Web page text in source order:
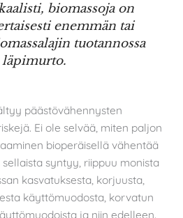
biomassoja on
enemmän tai
tuotannossa
läpimurto.
päästövähennysten
Ei ole selvää, miten paljon
bioperäisellä vähentää
syntyy, riippuu monista
kasvatuksesta, korjuusta,
käyttömuodosta, korvatun
ja niin edelleen.